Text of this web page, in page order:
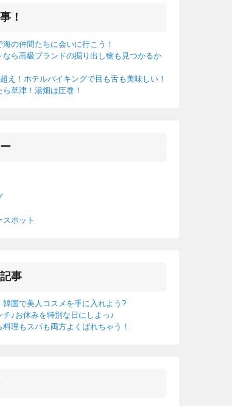
！
海の仲間たちに会いに行こう！
なら高級ブランドの掘り出し物も見つかるか
え！ホテルバイキングで目も舌も美味しい！
草津！湯畑は圧巻！
ポット
事
韓国で美人コスメを手に入れよう?
チ♪お休みを特別な日にしよっ♪
料理もスパも両方よくばれちゃう！